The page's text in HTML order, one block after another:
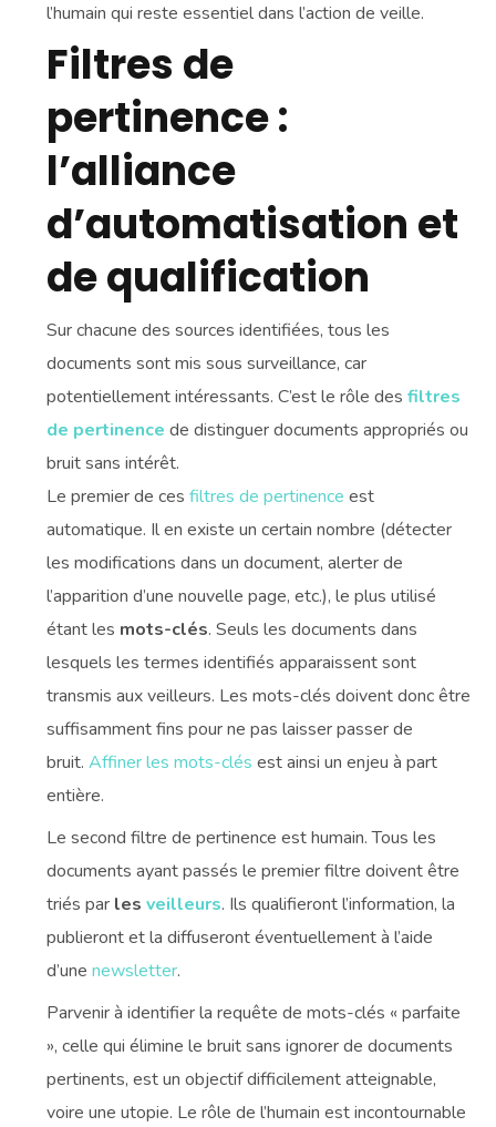
l’humain qui reste essentiel dans l’action de veille.
Filtres de
pertinence :
l’alliance
d’automatisation et
de qualification
Sur chacune des sources identifiées, tous les
documents sont mis sous surveillance, car
potentiellement intéressants. C’est le rôle desfiltres
de pertinence de distinguer documents appropriés ou
bruit sans intérêt.
Le premier de cesfiltres de pertinence est
automatique. Il en existe un certain nombre (détecter
les modifications dans un document, alerter de
l’apparition d’une nouvelle page, etc.), le plus utilisé
étant les mots-clés. Seuls les documents dans
lesquels les termes identifiés apparaissent sont
transmis aux veilleurs. Les mots-clés doivent donc être
suffisamment fins pour ne pas laisser passer de
bruit.Affiner les mots-clés est ainsi un enjeu à part
entière.
Le second filtre de pertinence est humain. Tous les
documents ayant passés le premier filtre doivent être
triés par lesveilleurs. Ils qualifieront l’information, la
publieront et la diffuseront éventuellement à l’aide
d’unenewsletter.
Parvenir à identifier la requête de mots-clés « parfaite
», celle qui élimine le bruit sans ignorer de documents
pertinents, est un objectif difficilement atteignable,
voire une utopie. Le rôle de l’humain est incontournable